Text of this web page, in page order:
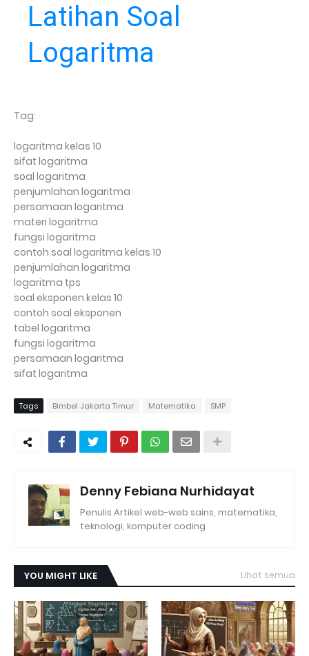
Latihan Soal
Logaritma
Tag:
logaritma kelas 10
sifat logaritma
soal logaritma
penjumlahan logaritma
persamaan logaritma
materi logaritma
fungsi logaritma
contoh soal logaritma kelas 10
penjumlahan logaritma
logaritma tps
soal eksponen kelas 10
contoh soal eksponen
tabel logaritma
fungsi logaritma
persamaan logaritma
sifat logaritma
Tags Bimbel Jakarta Timur Matematika SMP
Denny Febiana Nurhidayat
Penulis Artikel web-web sains, matematika,
teknologi, komputer coding
YOU MIGHT LIKE Lihat semua